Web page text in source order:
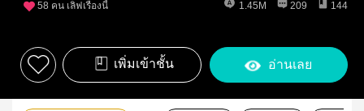
58 คน เลิฟเรื่องนี้ 1.45M 209 144
เพิ่มเข้าชั้น อ่านเลย